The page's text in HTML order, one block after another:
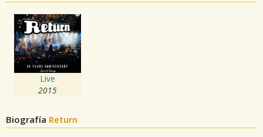
Live
2015
Biografía Return